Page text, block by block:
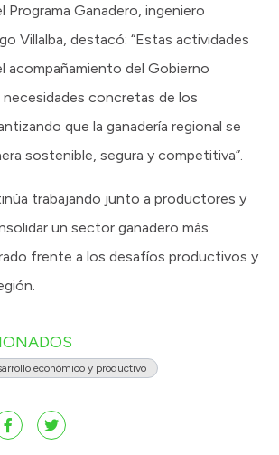
Programa Ganadero, ingeniero
Villalba, destacó: “Estas actividades
acompañamiento del Gobierno
necesidades concretas de los
que la ganadería regional se
sostenible, segura y competitiva”.
trabajando junto a productores y
un sector ganadero más
frente a los desafíos productivos y
económico y productivo